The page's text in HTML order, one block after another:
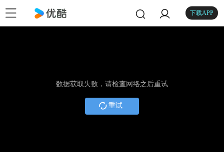
下载APP
数据获取失败，请检查网络之后重试
重试